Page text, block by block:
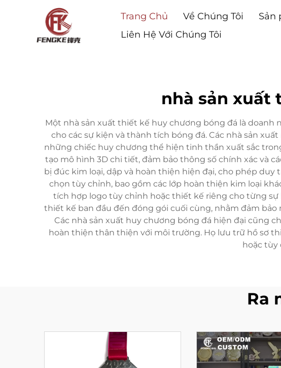
Trang Chủ Về Chúng Tôi Sản
Liên Hệ Với Chúng Tôi
nhà sản xuất
Một nhà sản xuất thiết kế huy chương bóng đá là doanh
cho các sự kiện và thành tích bóng đá. Các nhà sản
những chiếc huy chương thể hiện tinh thần xuất sắc
tạo mô hình 3D chi tiết, đảm bảo thông số chính xác và
bị đúc kim loại, dập và hoàn thiện hiện đại, cho phép
chọn tùy chỉnh, bao gồm các lớp hoàn thiện kim loại
tích hợp logo tùy chỉnh hoặc thiết kế riêng cho từng
thiết kế ban đầu đến đóng gói cuối cùng, nhằm đảm
Các nhà sản xuất huy chương bóng đá hiện đại cũng
hoàn thiện thân thiện với môi trường. Họ lưu trữ hồ sơ
hoặc tùy
Ra